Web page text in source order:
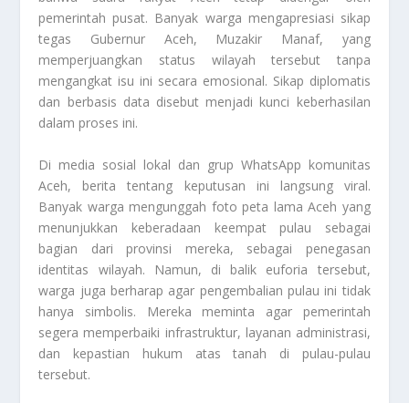
pemerintah pusat. Banyak warga mengapresiasi sikap
tegas Gubernur Aceh, Muzakir Manaf, yang
memperjuangkan status wilayah tersebut tanpa
mengangkat isu ini secara emosional. Sikap diplomatis
dan berbasis data disebut menjadi kunci keberhasilan
dalam proses ini.
Di media sosial lokal dan grup WhatsApp komunitas
Aceh, berita tentang keputusan ini langsung viral.
Banyak warga mengunggah foto peta lama Aceh yang
menunjukkan keberadaan keempat pulau sebagai
bagian dari provinsi mereka, sebagai penegasan
identitas wilayah. Namun, di balik euforia tersebut,
warga juga berharap agar pengembalian pulau ini tidak
hanya simbolis. Mereka meminta agar pemerintah
segera memperbaiki infrastruktur, layanan administrasi,
dan kepastian hukum atas tanah di pulau-pulau
tersebut.